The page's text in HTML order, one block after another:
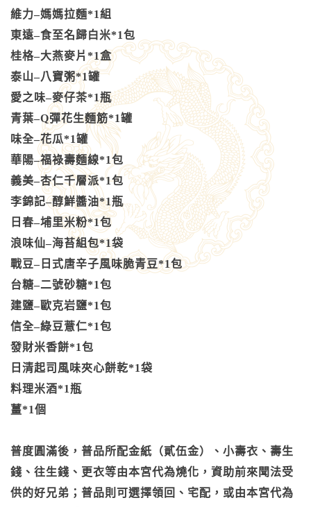
維力–媽媽拉麵*1組
東遠–食至名歸白米*1包
桂格–大燕麥片*1盒
泰山–八寶粥*1罐
愛之味–麥仔茶*1瓶
青葉–Q彈花生麵筋*1罐
味全–花瓜*1罐
華陽–福祿壽麵線*1包
義美–杏仁千層派*1包
李錦記–醇鮮醬油*1瓶
日春–埔里米粉*1包
浪味仙–海苔組包*1袋
戰豆–日式唐辛子風味脆青豆*1包
台糖–二號砂糖*1包
建鹽–歐克岩鹽*1包
信全–綠豆薏仁*1包
發財米香餅*1包
日清起司風味夾心餅乾*1袋
料理米酒*1瓶
薑*1個
普度圓滿後，普品所配金紙（貳伍金）、小壽衣、壽生
錢、往生錢、更衣等由本宮代為燒化，資助前來聞法受
供的好兄弟；普品則可選擇領回、宅配，或由本宮代為